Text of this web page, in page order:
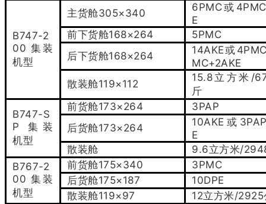
B747-2
00 集装
机型
主货舱305×340 6PMC或
E
前下货舱168×264 5PMC
后下货舱168×264 14AKE或
MC+2AKE
散装舱119×112
15.8 立方米 /
斤
B747-S
P
集装
机型
前货舱173×264 3PAP
后货舱173×264 10AKE 或
E
散装舱 9.6立方米/
B767-2
00 集装
机型
前货舱175×340 3PMC
后货舱175×187 10DPE
散装舱119×97 12立方米/2925